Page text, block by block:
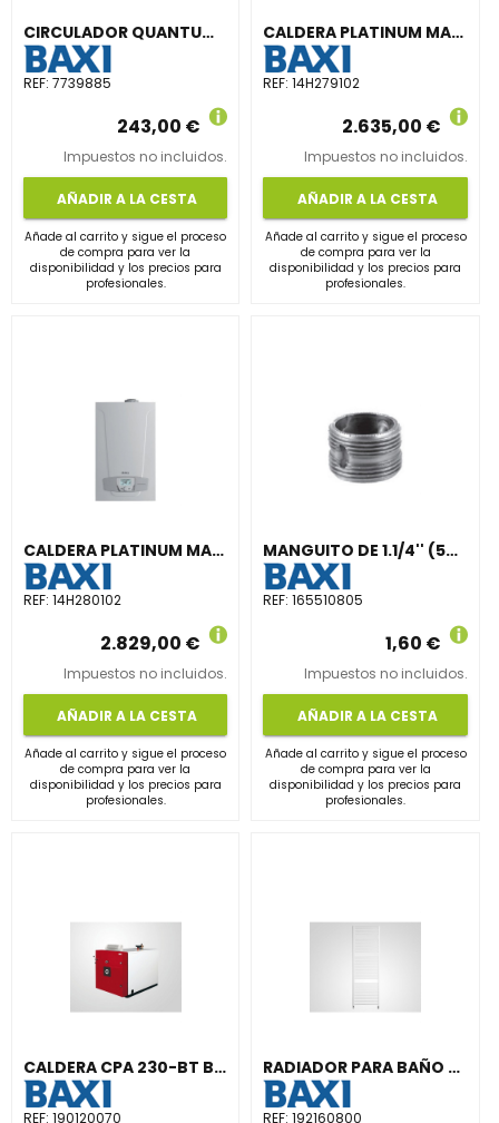
CIRCULADOR QUANTUM MAXI MYL1025 1.1/4" PARA CALEFACCIÓN Y REFRIGERACIÓN
REF: 7739885
243,00 €
Impuestos no incluidos.
AÑADIR A LA CESTA
Añade al carrito y sigue el proceso
de compra para ver la
disponibilidad y los precios para
profesionales.
CALDERA PLATINUM MAX PLUS 28/28F GBP CALEF.CL.- ACS CL.A\XL
REF:14H279102
2.635,00 €
Impuestos no incluidos.
AÑADIR A LA CESTA
Añade al carrito y sigue el proceso
de compra para ver la
disponibilidad y los precios para
profesionales.
CALDERA PLATINUM MAX PLUS 33/33F GBP CALEF.CL.- ACS CL.A\XL
REF: 14H280102
2.829,00 €
Impuestos no incluidos.
AÑADIR A LA CESTA
Añade al carrito y sigue el proceso
de compra para ver la
disponibilidad y los precios para
profesionales.
MANGUITO DE 1.1/4'' (50u)
REF:165510805
1,60 €
Impuestos no incluidos.
AÑADIR A LA CESTA
Añade al carrito y sigue el proceso
de compra para ver la
disponibilidad y los precios para
profesionales.
CALDERA CPA 230-BT BÁSICO 2 ETAPAS
REF: 190120070
RADIADOR PARA BAÑO CL-60/800 548Kcal/h
REF:192160800